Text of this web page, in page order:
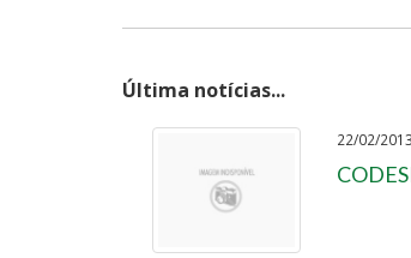
Última notícias...
22/02/2013